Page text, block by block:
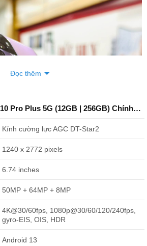
Đọc thêm
Cấu hình Oppo Reno10 Pro Plus 5G (12GB | 256GB) Chính Hãng Cũ Like New
Kính cường lực AGC DT-Star2
1240 x 2772 pixels
6.74 inches
50MP + 64MP + 8MP
4K@30/60fps, 1080p@30/60/120/240fps,
gyro-EIS, OIS, HDR
Android 13